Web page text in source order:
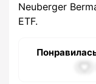
Neuberger
ETF.